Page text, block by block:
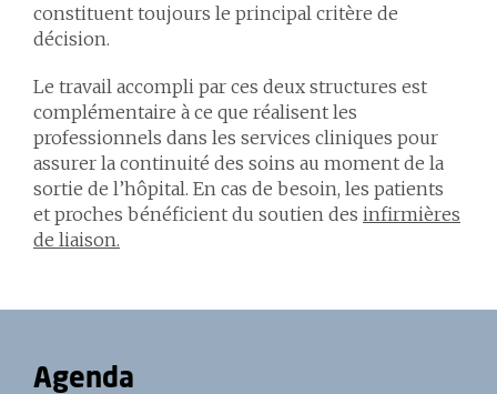
constituent toujours le principal critère de
décision.
Le travail accompli par ces deux structures est
complémentaire à ce que réalisent les
professionnels dans les services cliniques pour
assurer la continuité des soins au moment de la
sortie de l’hôpital. En cas de besoin, les patients
et proches bénéficient du soutien des infirmières
de liaison.
Agenda